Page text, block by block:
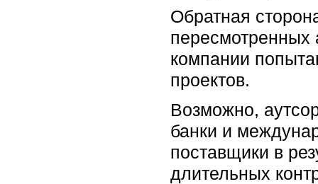
Обратная
пересмотренных
компании
проектов.
Возможно,
банки и
поставщики в
длительных